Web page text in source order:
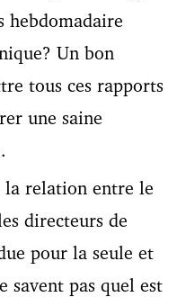
hebdomadaire
Un bon
tous ces rapports
une saine
la relation entre le
directeurs de
pour la seule et
savent pas quel est